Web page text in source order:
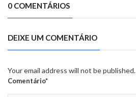
0 COMENTÁRIOS
DEIXE UM COMENTÁRIO
Your email address will not be published.
Comentário*